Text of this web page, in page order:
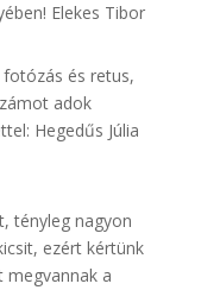
Elekes Tibor
és retus,
adok
Hegedűs Júlia
tényleg nagyon
ezért kértünk
megvannak a